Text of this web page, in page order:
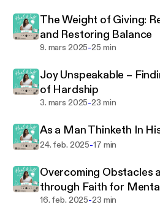
The Weight of Giving:
and Restoring Balance
9. mars 2025-25 min
Joy Unspeakable –
of Hardship
3. mars 2025-23 min
As a Man Thinketh In
24. feb. 2025-17 min
Overcoming Obstacles
through Faith for
16. feb. 2025-23 min